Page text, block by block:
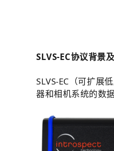
SLVS-EC协议背景
SLVS-EC（可扩展
器和相机系统的数